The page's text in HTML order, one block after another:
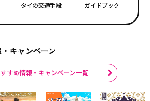
タイの交通手段 ガイドブック
キャンペーン
すめ情報・キャンペーン一覧